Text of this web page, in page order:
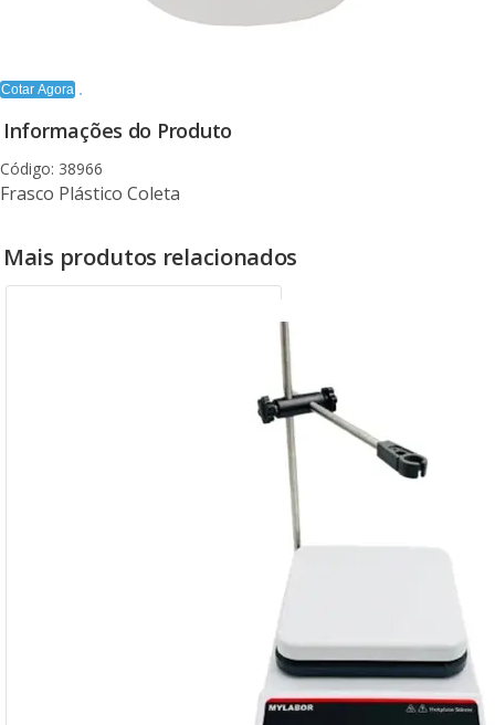
Cotar Agora
Informações do Produto
Código: 38966
Frasco Plástico Coleta
Mais produtos relacionados